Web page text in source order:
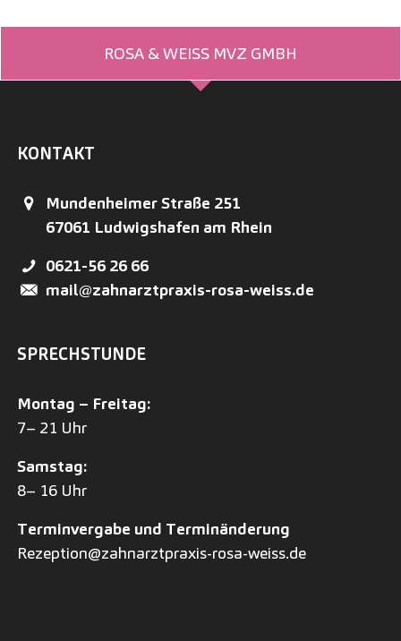
ROSA & WEISS MVZ GMBH
KONTAKT
Mundenheimer Straße 251
67061 Ludwigshafen am Rhein
0621-56 26 66
mail@zahnarztpraxis-rosa-weiss.de
SPRECHSTUNDE
Montag – Freitag:
7– 21 Uhr
Samstag:
8– 16 Uhr
Terminvergabe und Terminänderung
Rezeption@zahnarztpraxis-rosa-weiss.de